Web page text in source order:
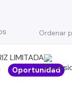
Ordenar
LIMITADA
Oportunidad